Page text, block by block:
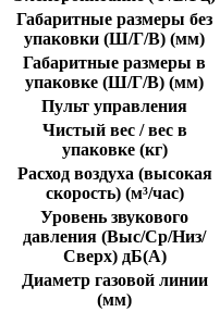
Габаритные размеры без
упаковки (Ш/Г/В) (мм)
Габаритные размеры в
упаковке (Ш/Г/В) (мм)
Пульт управления
Чистый вес / вес в
упаковке (кг)
Расход воздуха (высокая
скорость) (м³/час)
Уровень звукового
давления (Выс/Ср/Низ/
Сверх) дБ(А)
Диаметр газовой линии
(мм)